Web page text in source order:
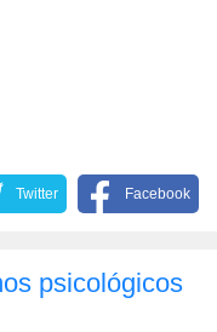
Twitter Facebook
psicológicos